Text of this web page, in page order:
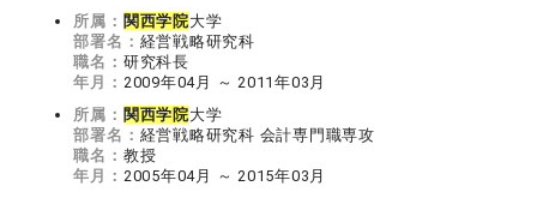
所属： 関西学院大学
部署名： 経営戦略研究科
職名： 研究科長
年月： 2009年04月 ～ 2011年03月
所属： 関西学院大学
部署名： 経営戦略研究科 会計専門職専攻
職名： 教授
年月： 2005年04月 ～ 2015年03月